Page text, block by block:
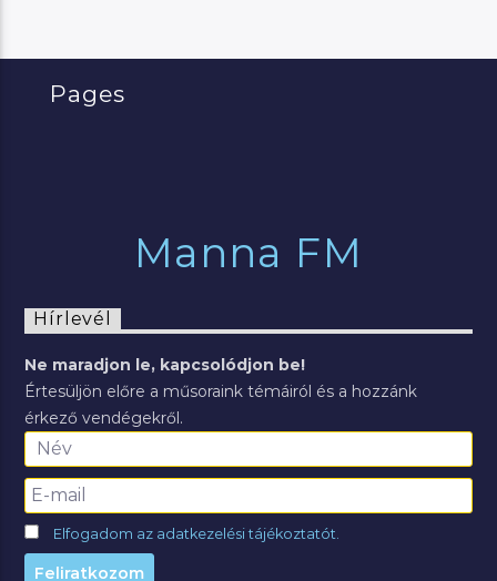
Pages
Manna FM
Hírlevél
Ne maradjon le, kapcsolódjon be!
Értesüljön előre a műsoraink témáiról és a hozzánk
érkező vendégekről.
Elfogadom az adatkezelési tájékoztatót.